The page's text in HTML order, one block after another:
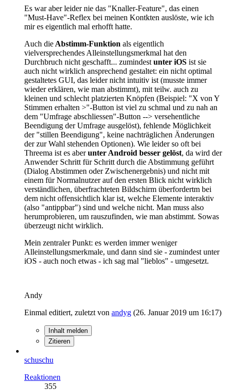
Es war aber leider nie das "Knaller-Feature", das einen
"Must-Have"-Reflex bei meinen Kontkten auslöste, wie ich
mir es eigentlich mal erhofft hatte.
Auch die Abstimm-Funktion als eigentlich
vielversprechendes Alleinstellungsmerkmal hat den
Durchbruch nicht geschafft... zumindest unter iOS ist sie
auch nicht wirklich ansprechend gestaltet: ein nicht optimal
gestaltetes GUI, das leider nicht intuitiv ist (musste immer
wieder erklären, wie man abstimmt), mit teilw. auch zu
kleinen und schlecht platzierten Knöpfen (Beispiel: "X von Y
Stimmen erhalten >"-Button ist viel zu schmal und zu nah an
dem "Umfrage abschliessen"-Button --> versehentliche
Beendigung der Umfrage ausgelöst), fehlende Möglichkeit
der "stillen Beendigung", keine nachträglichen Änderungen
der zur Wahl stehenden Optionen). Wie leider so oft bei
Threema ist es aberunter Android besser gelöst, da wird der
Anwender Schritt für Schritt durch die Abstimmung geführt
(Dialog Abstimmen oder Zwischenergebnis) und nicht mit
einem für Normalnutzer auf den ersten Blick nicht wirklich
verständlichen, überfrachteten Bildschirm überfordertm bei
dem nicht offensichtlich klar ist, welche Elemente interaktiv
(also "antippbar") sind und welche nicht. Man muss also
herumprobieren, um rauszufinden, wie man abstimmt. Sowas
überzeugt nicht wirklich.
Mein zentraler Punkt: es werden immer weniger
Alleinstellungsmerkmale, und dann sind sie - zumindest unter
iOS - auch noch etwas - ich sag mal "lieblos" - umgesetzt.
Andy
Einmal editiert, zuletzt von andyg (26. Januar 2019 um 16:17)
Inhalt melden
Zitieren
schuschu
Reaktionen
355